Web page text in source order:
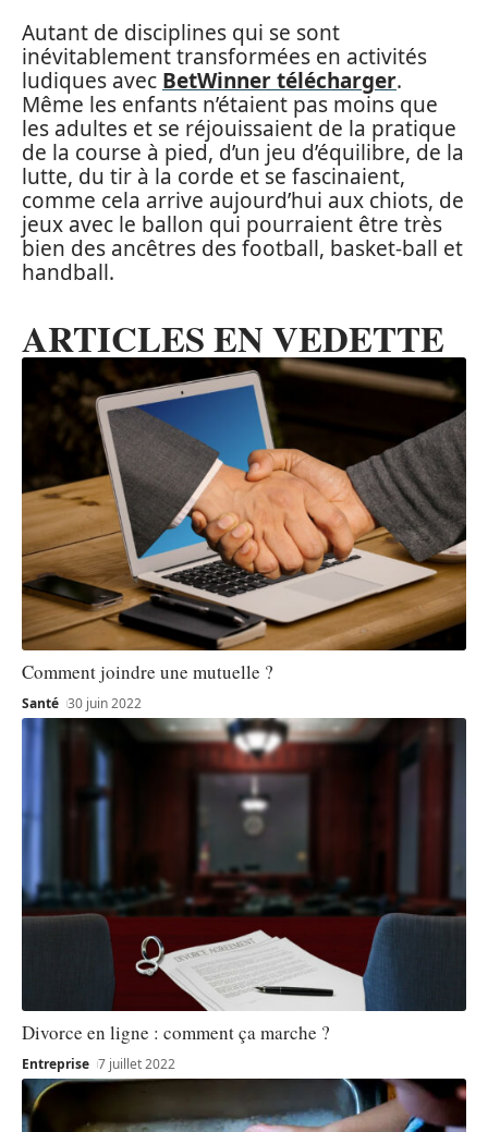
Autant de disciplines qui se sont
inévitablement transformées en activités
ludiques avec BetWinner télécharger.
Même les enfants n’étaient pas moins que
les adultes et se réjouissaient de la pratique
de la course à pied, d’un jeu d’équilibre, de la
lutte, du tir à la corde et se fascinaient,
comme cela arrive aujourd’hui aux chiots, de
jeux avec le ballon qui pourraient être très
bien des ancêtres des football, basket-ball et
handball.
ARTICLES EN VEDETTE
Comment joindre une mutuelle ?
Santé 30 juin 2022
Divorce en ligne : comment ça marche ?
Entreprise 7 juillet 2022